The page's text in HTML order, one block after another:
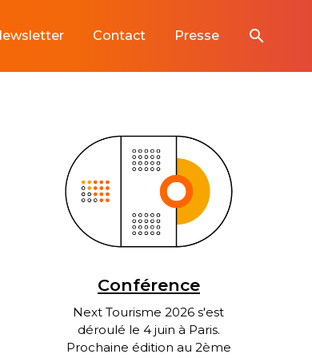
Contact Presse search
Conférence
Next Tourisme 2026 s'est
déroulé le 4 juin à Paris.
Prochaine édition au 2ème